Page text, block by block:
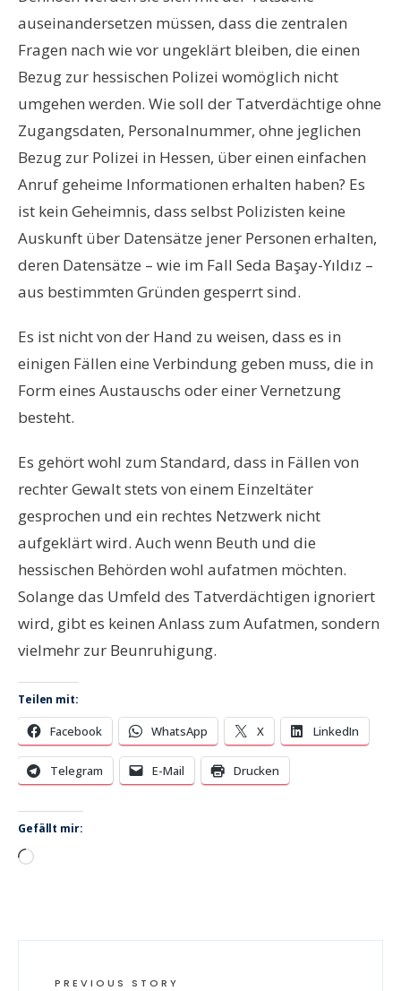
auseinandersetzen müssen, dass die zentralen
Fragen nach wie vor ungeklärt bleiben, die einen
Bezug zur hessischen Polizei womöglich nicht
umgehen werden. Wie soll der Tatverdächtige ohne
Zugangsdaten, Personalnummer, ohne jeglichen
Bezug zur Polizei in Hessen, über einen einfachen
Anruf geheime Informationen erhalten haben? Es
ist kein Geheimnis, dass selbst Polizisten keine
Auskunft über Datensätze jener Personen erhalten,
deren Datensätze – wie im Fall Seda Başay-Yıldız –
aus bestimmten Gründen gesperrt sind.
Es ist nicht von der Hand zu weisen, dass es in
einigen Fällen eine Verbindung geben muss, die in
Form eines Austauschs oder einer Vernetzung
besteht.
Es gehört wohl zum Standard, dass in Fällen von
rechter Gewalt stets von einem Einzeltäter
gesprochen und ein rechtes Netzwerk nicht
aufgeklärt wird. Auch wenn Beuth und die
hessischen Behörden wohl aufatmen möchten.
Solange das Umfeld des Tatverdächtigen ignoriert
wird, gibt es keinen Anlass zum Aufatmen, sondern
vielmehr zur Beunruhigung.
Teilen mit:
Facebook WhatsApp X LinkedIn
Telegram E-Mail Drucken
Gefällt mir:
Wird
PREVIOUS STORY